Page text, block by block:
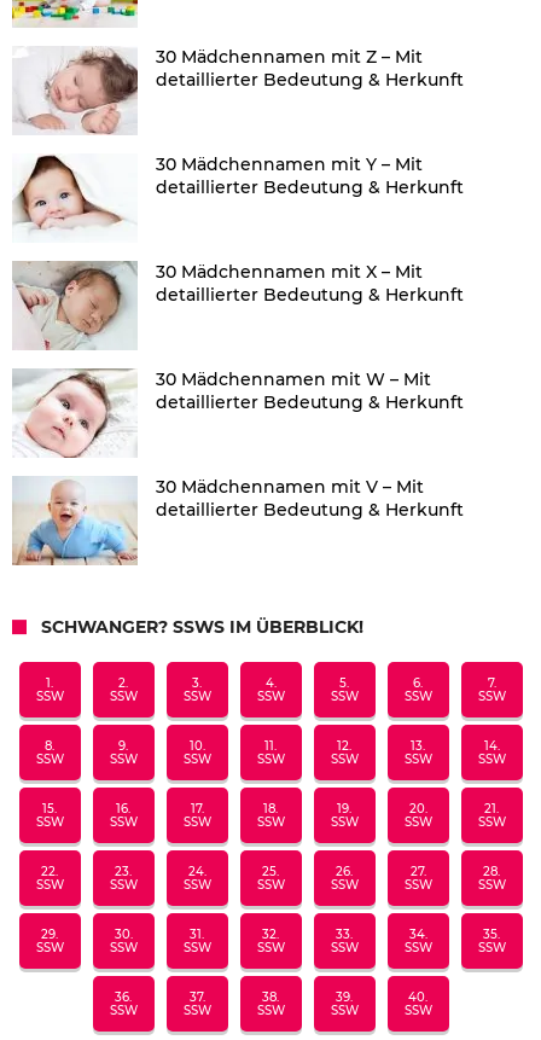
30 Mädchennamen mit Z – Mit
detaillierter Bedeutung & Herkunft
30 Mädchennamen mit Y – Mit
detaillierter Bedeutung & Herkunft
30 Mädchennamen mit X – Mit
detaillierter Bedeutung & Herkunft
30 Mädchennamen mit W – Mit
detaillierter Bedeutung & Herkunft
30 Mädchennamen mit V – Mit
detaillierter Bedeutung & Herkunft
SCHWANGER? SSWS IM ÜBERBLICK!
1.
SSW
2.
SSW
3.
SSW
4.
SSW
5.
SSW
6.
SSW
7.
SSW
8.
SSW
9.
SSW
10.
SSW
11.
SSW
12.
SSW
13.
SSW
14.
SSW
15.
SSW
16.
SSW
17.
SSW
18.
SSW
19.
SSW
20.
SSW
21.
SSW
22.
SSW
23.
SSW
24.
SSW
25.
SSW
26.
SSW
27.
SSW
28.
SSW
29.
SSW
30.
SSW
31.
SSW
32.
SSW
33.
SSW
34.
SSW
35.
SSW
36.
SSW
37.
SSW
38.
SSW
39.
SSW
40.
SSW